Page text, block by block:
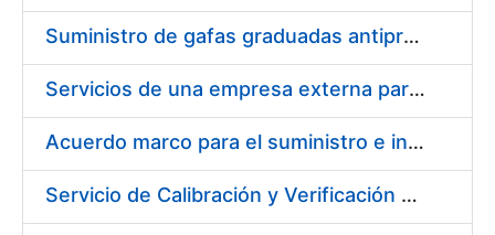
Suministro de gafas graduadas antiproyecciones para los trabajadores de la FNMT-RCM en los centros de trabajo de Madrid y Burgos
Servicios de una empresa externa para el asesoramiento y resolución de los recursos de alzada que se presentan relacionados con procesos de selección para la FNMT-RCM
Acuerdo marco para el suministro e instalación de persianas, estores y otros complementos
Servicio de Calibración y Verificación Externa de los Equipos de Medición del Servicio de Prevención de la FNMT-RCM